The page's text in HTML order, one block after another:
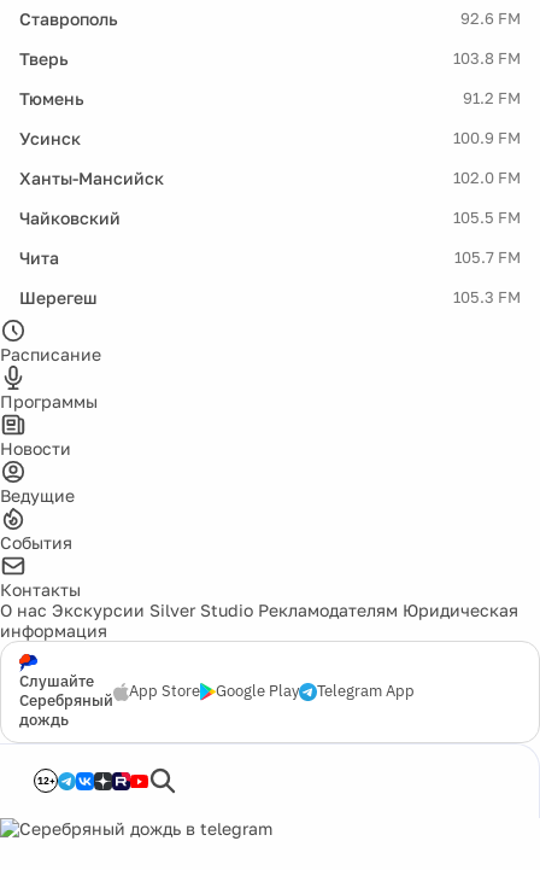
Ставрополь 92.6 FM
Тверь 103.8 FM
Тюмень 91.2 FM
Усинск 100.9 FM
Ханты-Мансийск 102.0 FM
Чайковский 105.5 FM
Чита 105.7 FM
Шерегеш 105.3 FM
Расписание
Программы
Новости
Ведущие
События
Контакты
О нас Экскурсии Silver Studio Рекламодателям Юридическая
информация
Слушайте
Серебряный
дождь
App Store Google Play Telegram App
12+